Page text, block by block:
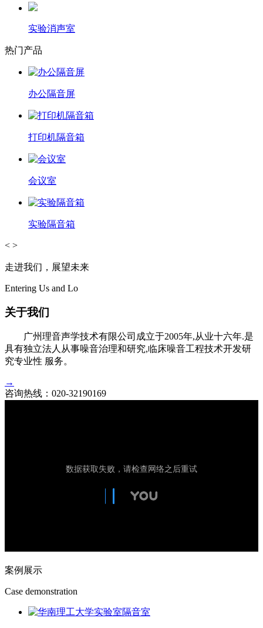
实验消声室
热门产品
办公隔音屏
打印机隔音箱
会议室
实验隔音箱
< >
走进我们，展望未来
Entering Us and Lo
关于我们
广州理音声学技术有限公司成立于2005年,从业十六年.是
具有独立法人从事噪音治理和研究,临床噪音工程技术开发研
究专业性 服务。
→
咨询热线： 020-32190169
案例展示
Case demonstration